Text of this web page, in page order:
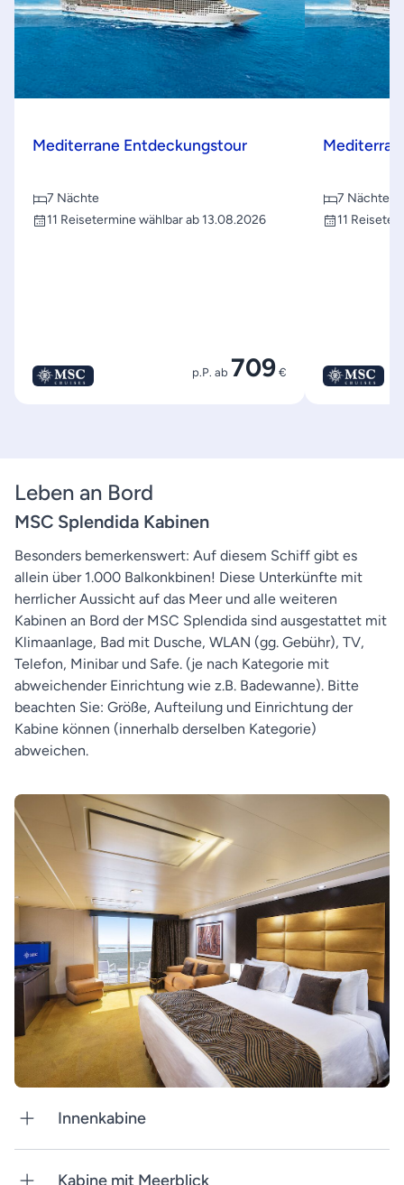
Mediterrane Entdeckungstour
7 Nächte
11 Reisetermine wählbar ab 13.08.2026
p.P. ab 709€
7 Nächte
11
Leben an Bord
MSC Splendida Kabinen
Besonders bemerkenswert: Auf diesem Schiff gibt es
allein über 1.000 Balkonkbinen! Diese Unterkünfte mit
herrlicher Aussicht auf das Meer und alle weiteren
Kabinen an Bord der MSC Splendida sind ausgestattet mit
Klimaanlage, Bad mit Dusche, WLAN (gg. Gebühr), TV,
Telefon, Minibar und Safe. (je nach Kategorie mit
abweichender Einrichtung wie z.B. Badewanne). Bitte
beachten Sie: Größe, Aufteilung und Einrichtung der
Kabine können (innerhalb derselben Kategorie)
abweichen.
Innenkabine
Kabine mit Meerblick